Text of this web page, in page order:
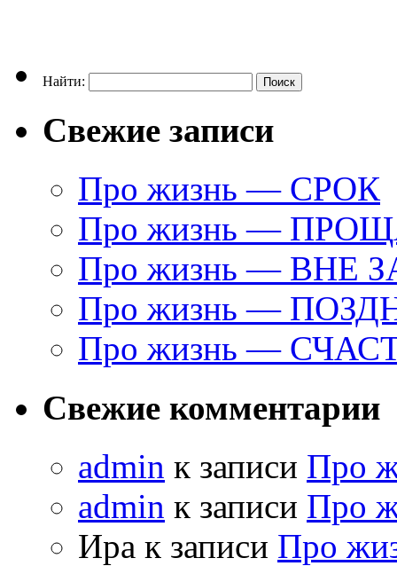
Найти:
Свежие записи
Про жизнь — СРОК
Про жизнь —
Про жизнь — ВНЕ
Про жизнь —
Про жизнь —
Свежие комментарии
admin к записи Про
admin к записи Про
Ира к записи Про